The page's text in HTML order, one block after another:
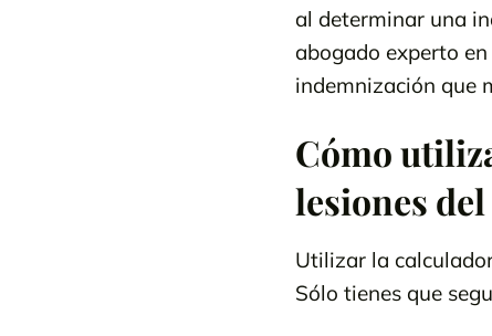
al determinar una
abogado experto
indemnización que
Cómo
lesiones
Utilizar la
Sólo tienes que